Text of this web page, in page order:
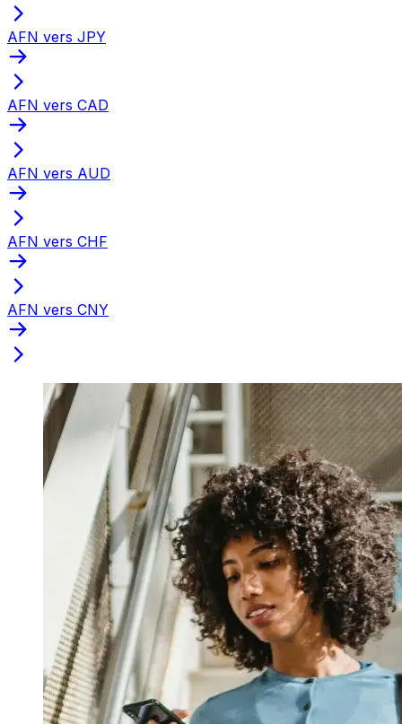
AFN vers JPY
AFN vers CAD
AFN vers AUD
AFN vers CHF
AFN vers CNY